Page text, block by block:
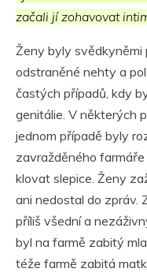
začali jí zohavovat
Ženy byly svědkyněmi
odstraněné nehty a
častých případů, kdy
genitálie. V některých
jednom případě byly
zavražděného
klovat slepice. Ženy
ani nedostal do zpráv.
příliš všední a
byl na farmě zabitý
téže farmě zabitá